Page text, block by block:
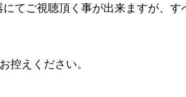
てご視聴頂く事が出来ますが、
控えください。